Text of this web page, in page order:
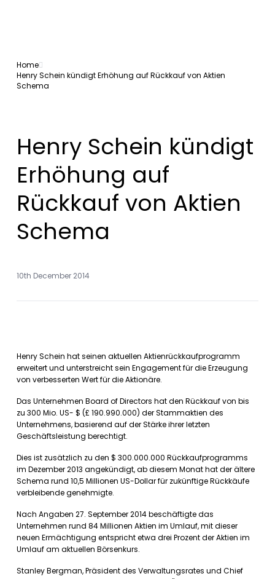
Home
Henry Schein kündigt Erhöhung auf Rückkauf von Aktien
Schema
Henry Schein kündigt
Erhöhung auf
Rückkauf von Aktien
Schema
10th December 2014
Henry Schein hat seinen aktuellen Aktienrückkaufprogramm
erweitert und unterstreicht sein Engagement für die Erzeugung
von verbesserten Wert für die Aktionäre.
Das Unternehmen Board of Directors hat den Rückkauf von bis
zu 300 Mio. US- $ (£ 190.990.000) der Stammaktien des
Unternehmens, basierend auf der Stärke ihrer letzten
Geschäftsleistung berechtigt.
Dies ist zusätzlich zu den $ 300.000.000 Rückkaufprogramms
im Dezember 2013 angekündigt, ab diesem Monat hat der ältere
Schema rund 10,5 Millionen US-Dollar für zukünftige Rückkäufe
verbleibende genehmigte.
Nach Angaben 27. September 2014 beschäftigte das
Unternehmen rund 84 Millionen Aktien im Umlauf, mit dieser
neuen Ermächtigung entspricht etwa drei Prozent der Aktien im
Umlauf am aktuellen Börsenkurs.
Stanley Bergman, Präsident des Verwaltungsrates und Chief